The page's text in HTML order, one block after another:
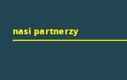
nasi partnerzy